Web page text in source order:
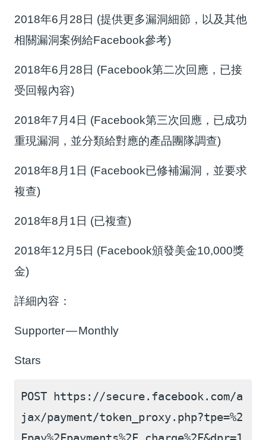
2018年6月28日 (提供更多漏洞細節，以及其他
相關漏洞案例給Facebook參考)
2018年6月28日 (Facebook第二次回應，已接
受回報內容)
2018年7月4日 (Facebook第三次回應，已成功
重現漏洞，並分類給對應的產品團隊調查)
2018年8月1日 (Facebook已修補漏洞，並要求
複查)
2018年8月1日 (已複查)
2018年12月5日 (Facebook頒發美金10,000獎
金)
詳細內容：
Supporter — Monthly
Stars
POST https://secure.facebook.com/a
jax/payment/token_proxy.php?tpe=%2